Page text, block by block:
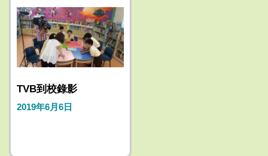
TVB到校錄影
2019年6月6日